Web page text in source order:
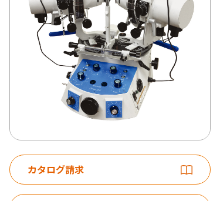
カタログ請求